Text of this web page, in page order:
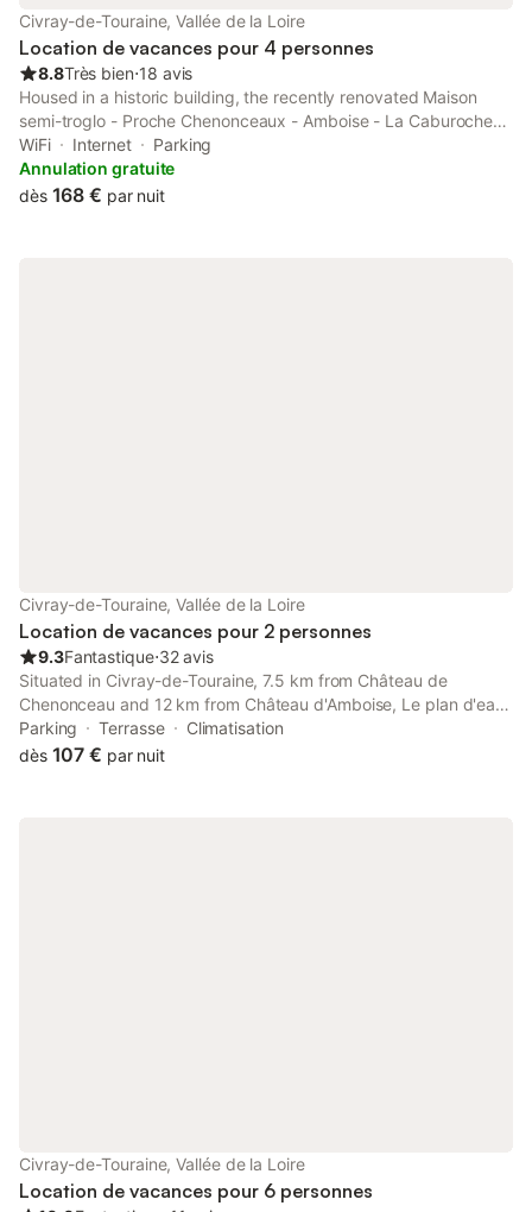
Civray-de-Touraine, Vallée de la Loire
Location de vacances pour 4 personnes
8.8Très bien⋅18 avis
Housed in a historic building, the recently renovated Maison
semi-troglo - Proche Chenonceaux - Amboise - La Caburoche
de Charlemagne provides accommodation with a garden and
free WiFi. With free private parking, the property is 6.
WiFi Internet
Parking
Annulation gratuite
dès 168 € par nuit
Civray-de-Touraine, Vallée de la Loire
Location de vacances pour 2 personnes
9.3Fantastique⋅32 avis
Situated in Civray-de-Touraine, 7.5 km from Château de
Chenonceau and 12 km from Château d'Amboise, Le plan d'eau
offers air conditioning. This property offers access to a terrace
and free private parking.
Parking Terrasse
Climatisation
dès 107 € par nuit
Civray-de-Touraine, Vallée de la Loire
Location de vacances pour 6 personnes